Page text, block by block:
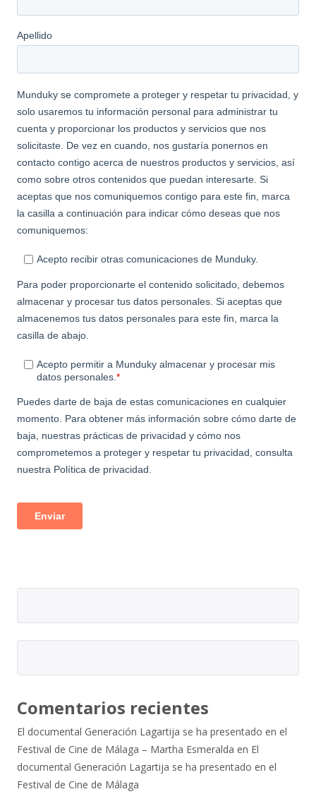
Comentarios recientes
El documental Generación Lagartija se ha presentado en el
Festival de Cine de Málaga – Martha Esmeralda en El
documental Generación Lagartija se ha presentado en el
Festival de Cine de Málaga